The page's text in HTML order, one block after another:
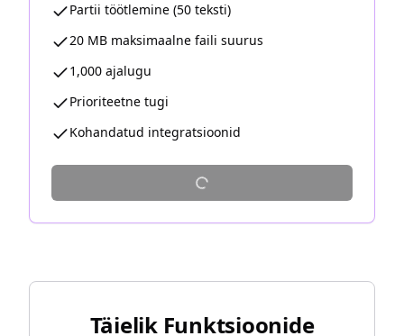
Partii töötlemine (50 teksti)
20 MB maksimaalne faili suurus
1,000 ajalugu
Prioriteetne tugi
Kohandatud integratsioonid
Täielik Funktsioonide